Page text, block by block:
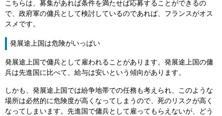
こちらは、募集があれば条件を満たせば応募することができるの
で、政府軍の傭兵として検討しているのであれば、フランスがオス
スメです。
発展途上国は危険がいっぱい
発展途上国で傭兵として雇われることがあります。発展途上国の傭
兵は先進国に比べて、給与は安いという傾向があります。
しかも、発展途上国では紛争地帯での任務も考えられ、このような
場所は必然的に危険度が高くなってしまうので、死のリスクが高く
なってしまいます。先進国で傭兵として雇ってもらえないが、どう